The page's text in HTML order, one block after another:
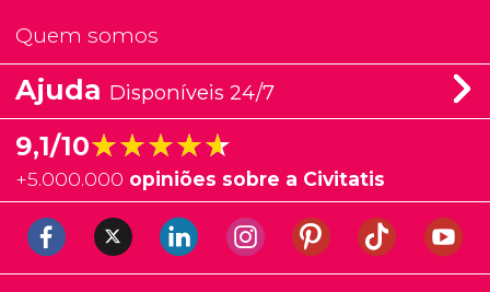
Quem somos
Ajuda Disponíveis 24/7
9,1/10★★★★★
★★★★★
+5.000.000 opiniões sobre a Civitatis